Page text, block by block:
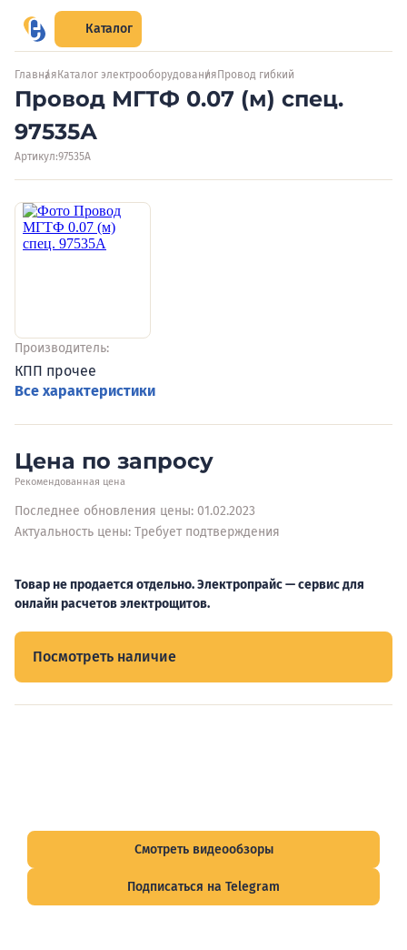
Каталог
Главная Каталог электрооборудования Провод гибкий
Провод МГТФ 0.07 (м) спец.
97535А
Артикул:97535А
Производитель:
КПП прочее
Все характеристики
Цена по запросу
Рекомендованная цена
Последнее обновления цены: 01.02.2023
Актуальность цены: Требует подтверждения
Товар не продается отдельно. Электропрайс — сервис для
онлайн расчетов электрощитов.
Посмотреть наличие
Смотреть видеообзоры
Подписаться на Telegram